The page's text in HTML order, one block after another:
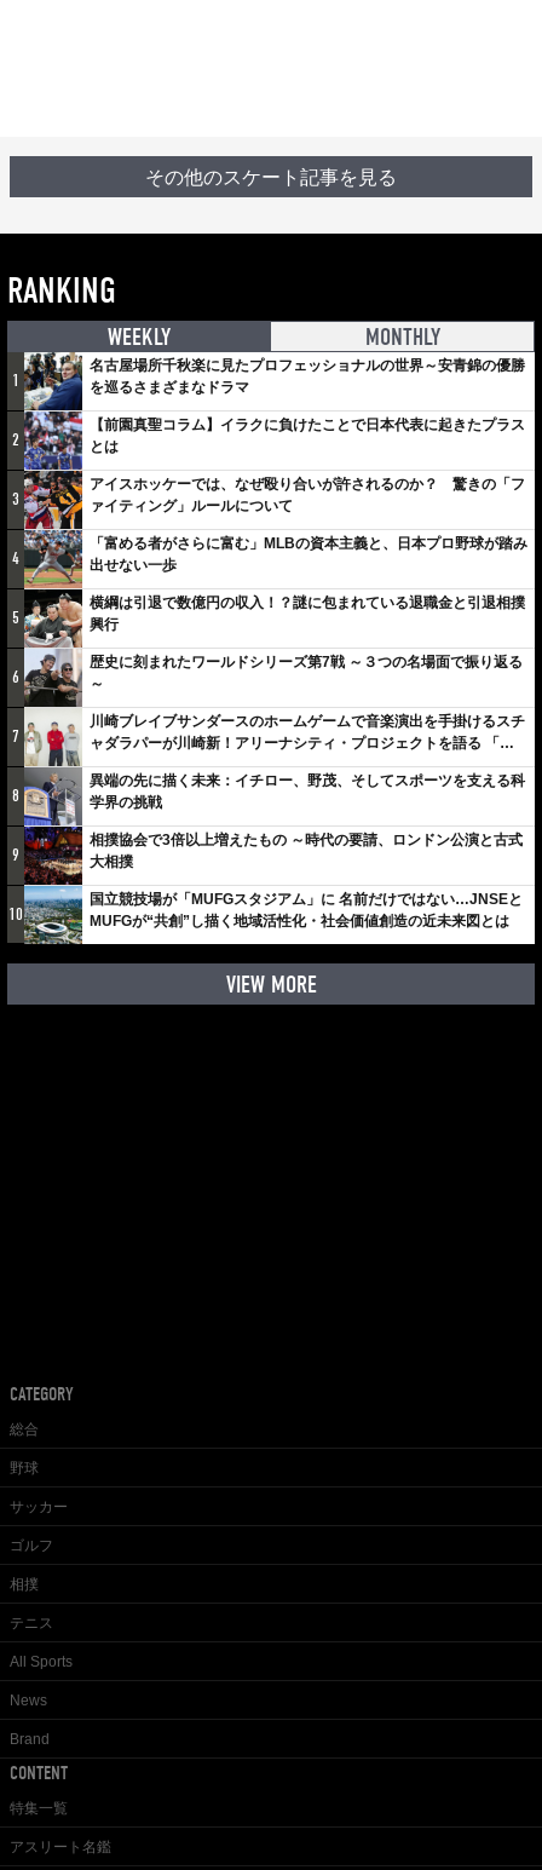
その他のスケート記事を見る
RANKING
WEEKLY MONTHLY
1
名古屋場所千秋楽に見たプロフェッショナルの世界～安青錦の優勝
を巡るさまざまなドラマ
2
【前園真聖コラム】イラクに負けたことで日本代表に起きたプラス
とは
3
アイスホッケーでは、なぜ殴り合いが許されるのか？ 驚きの「フ
ァイティング」ルールについて
4
「富める者がさらに富む」MLBの資本主義と、日本プロ野球が踏み
出せない一歩
5
横綱は引退で数億円の収入！？謎に包まれている退職金と引退相撲
興行
6
歴史に刻まれたワールドシリーズ第7戦 ～３つの名場面で振り返る
～
7
川崎ブレイブサンダースのホームゲームで音楽演出を手掛けるスチ
ャダラパーが川崎新！アリーナシティ・プロジェクトを語る 「楽
しみでしかないでしょ。川崎は、ずっと成長曲線だから」
8
異端の先に描く未来：イチロー、野茂、そしてスポーツを支える科
学界の挑戦
9
相撲協会で3倍以上増えたもの ～時代の要請、ロンドン公演と古式
大相撲
10
国立競技場が「MUFGスタジアム」に 名前だけではない…JNSEと
MUFGが“共創”し描く地域活性化・社会価値創造の近未来図とは
VIEW MORE
CATEGORY
総合
野球
サッカー
ゴルフ
相撲
テニス
All Sports
News
Brand
CONTENT
特集一覧
アスリート名鑑